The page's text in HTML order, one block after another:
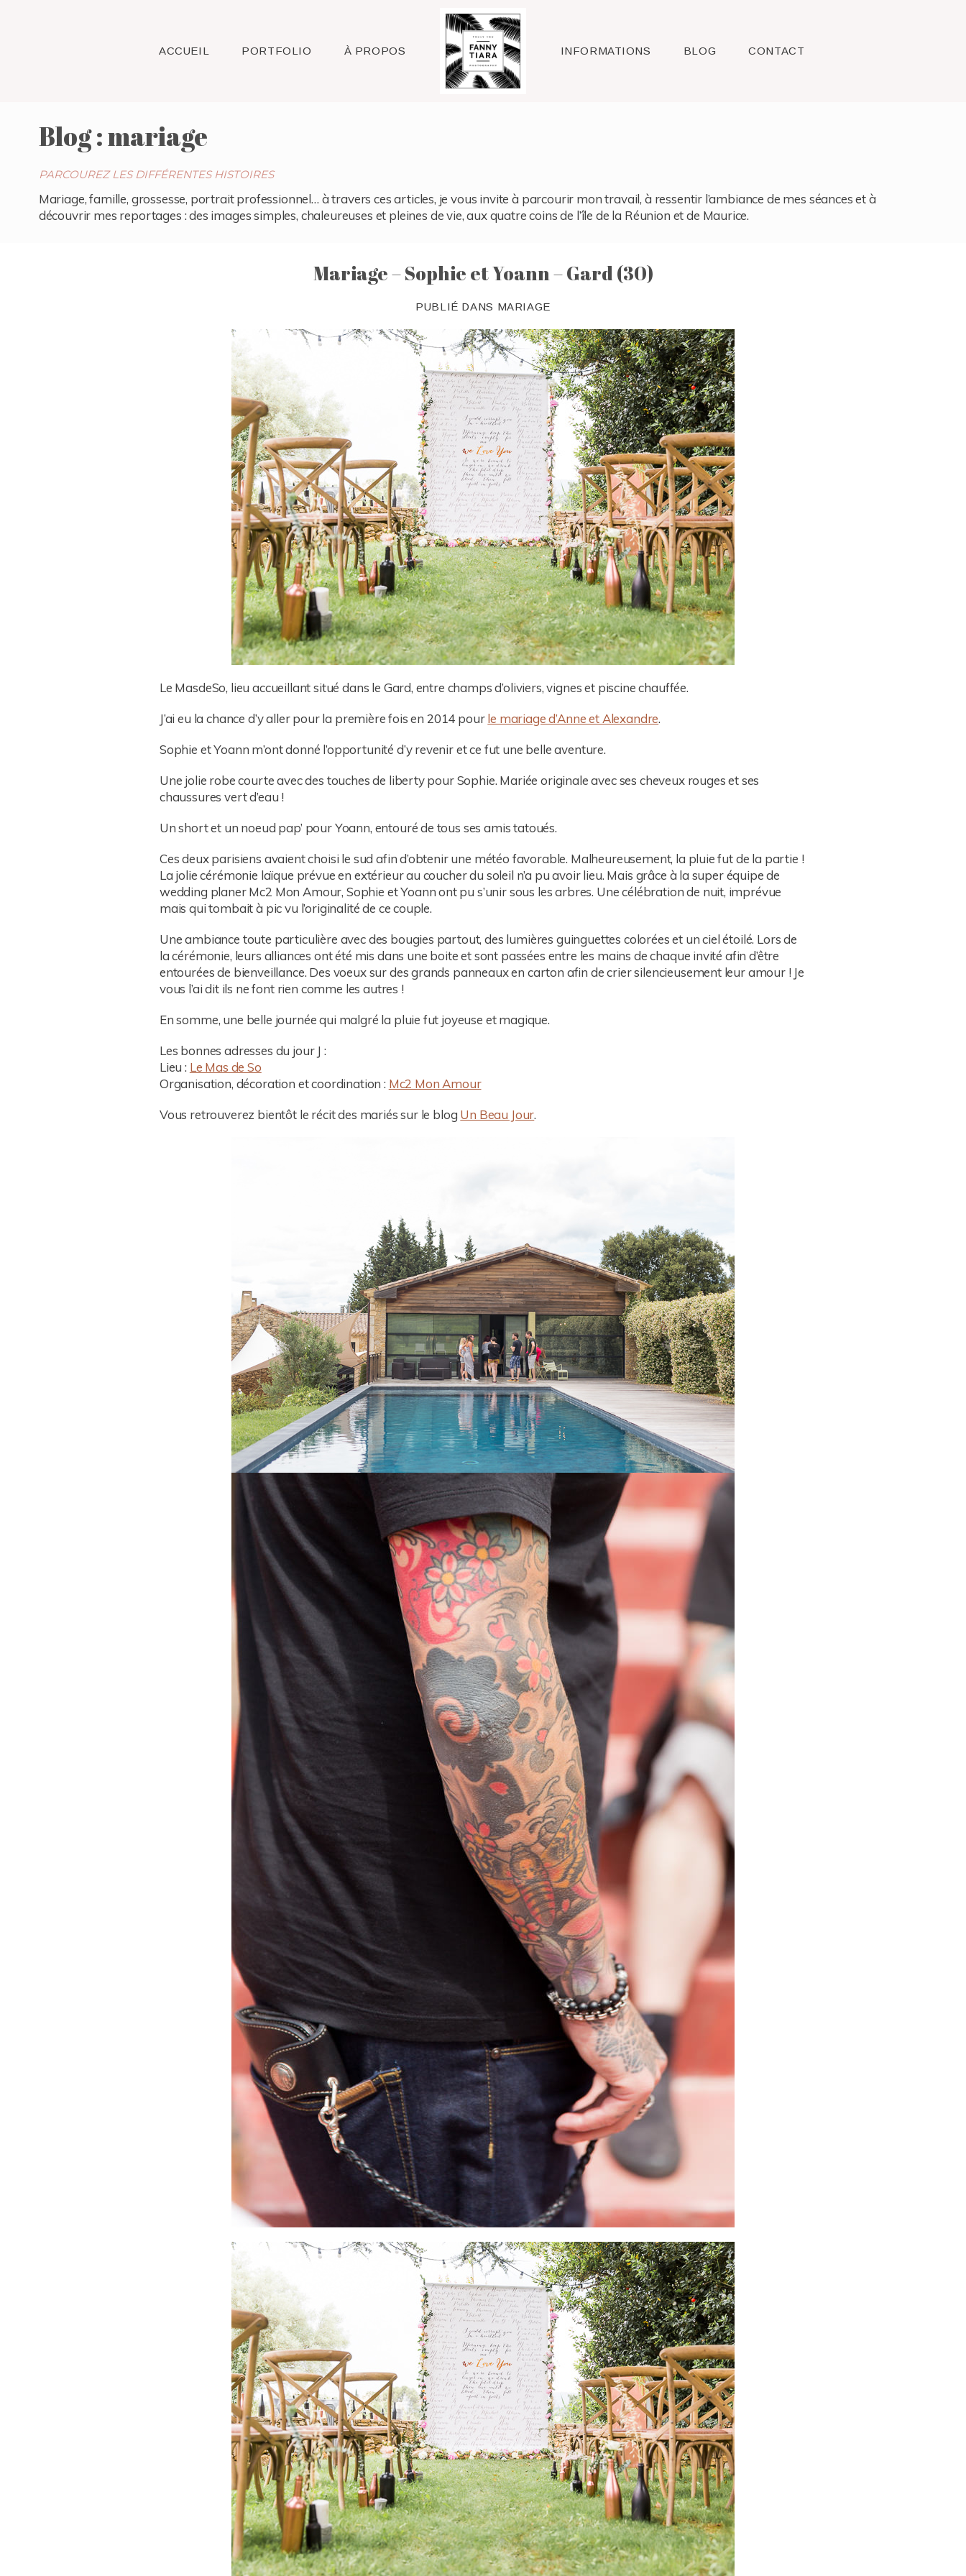
ACCUEIL PORTFOLIO À PROPOS Raleigh INFORMATIONS BLOG CONTACT
Blog : mariage
PARCOUREZ LES DIFFÉRENTES HISTOIRES
Mariage, famille, grossesse, portrait professionnel… à travers ces articles, je vous invite à parcourir mon travail, à ressentir l’ambiance de mes séances et à
découvrir mes reportages : des images simples, chaleureuses et pleines de vie, aux quatre coins de l’île de la Réunion et de Maurice.
Mariage – Sophie et Yoann – Gard (30)
PUBLIÉ DANS MARIAGE
Le MasdeSo, lieu accueillant situé dans le Gard, entre champs d’oliviers, vignes et piscine chauffée.
J’ai eu la chance d’y aller pour la première fois en 2014 pourle mariage d’Anne et Alexandre.
Sophie et Yoann m’ont donné l’opportunité d’y revenir et ce fut une belle aventure.
Une jolie robe courte avec des touches de liberty pour Sophie. Mariée originale avec ses cheveux rouges et ses
chaussures vert d’eau !
Un short et un noeud pap’ pour Yoann, entouré de tous ses amis tatoués.
Ces deux parisiens avaient choisi le sud afin d’obtenir une météo favorable. Malheureusement, la pluie fut de la partie !
La jolie cérémonie laïque prévue en extérieur au coucher du soleil n’a pu avoir lieu. Mais grâce à la super équipe de
wedding planer Mc2 Mon Amour, Sophie et Yoann ont pu s’unir sous les arbres. Une célébration de nuit, imprévue
mais qui tombait à pic vu l’originalité de ce couple.
Une ambiance toute particulière avec des bougies partout, des lumières guinguettes colorées et un ciel étoilé. Lors de
la cérémonie, leurs alliances ont été mis dans une boite et sont passées entre les mains de chaque invité afin d’être
entourées de bienveillance. Des voeux sur des grands panneaux en carton afin de crier silencieusement leur amour ! Je
vous l’ai dit ils ne font rien comme les autres !
En somme, une belle journée qui malgré la pluie fut joyeuse et magique.
Les bonnes adresses du jour J :
Lieu : Le Mas de So
Organisation, décoration et coordination : Mc2 Mon Amour
Vous retrouverez bientôt le récit des mariés sur le blog Un Beau Jour.